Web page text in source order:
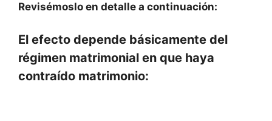
Revisémoslo en detalle a continuación:
El efecto depende básicamente del
régimen matrimonial en que haya
contraído matrimonio: